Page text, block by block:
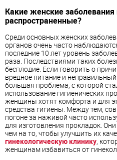
Какие женские заболевания
распространенные?
Среди основных женских
органов очень часто
последние 10 лет уровень
раза. Последствиями таких
бесплодие. Если говорить о
вредное питание и
большая проблема, с которой
использование гигиенических
женщины хотят комфорта и для
средства гигиены. Между тем,
погоне за наживой часто
для изготовления прокладок.
чем на то, чтобы улучшить их
гинекологическую клинику,
женщинам избавиться от